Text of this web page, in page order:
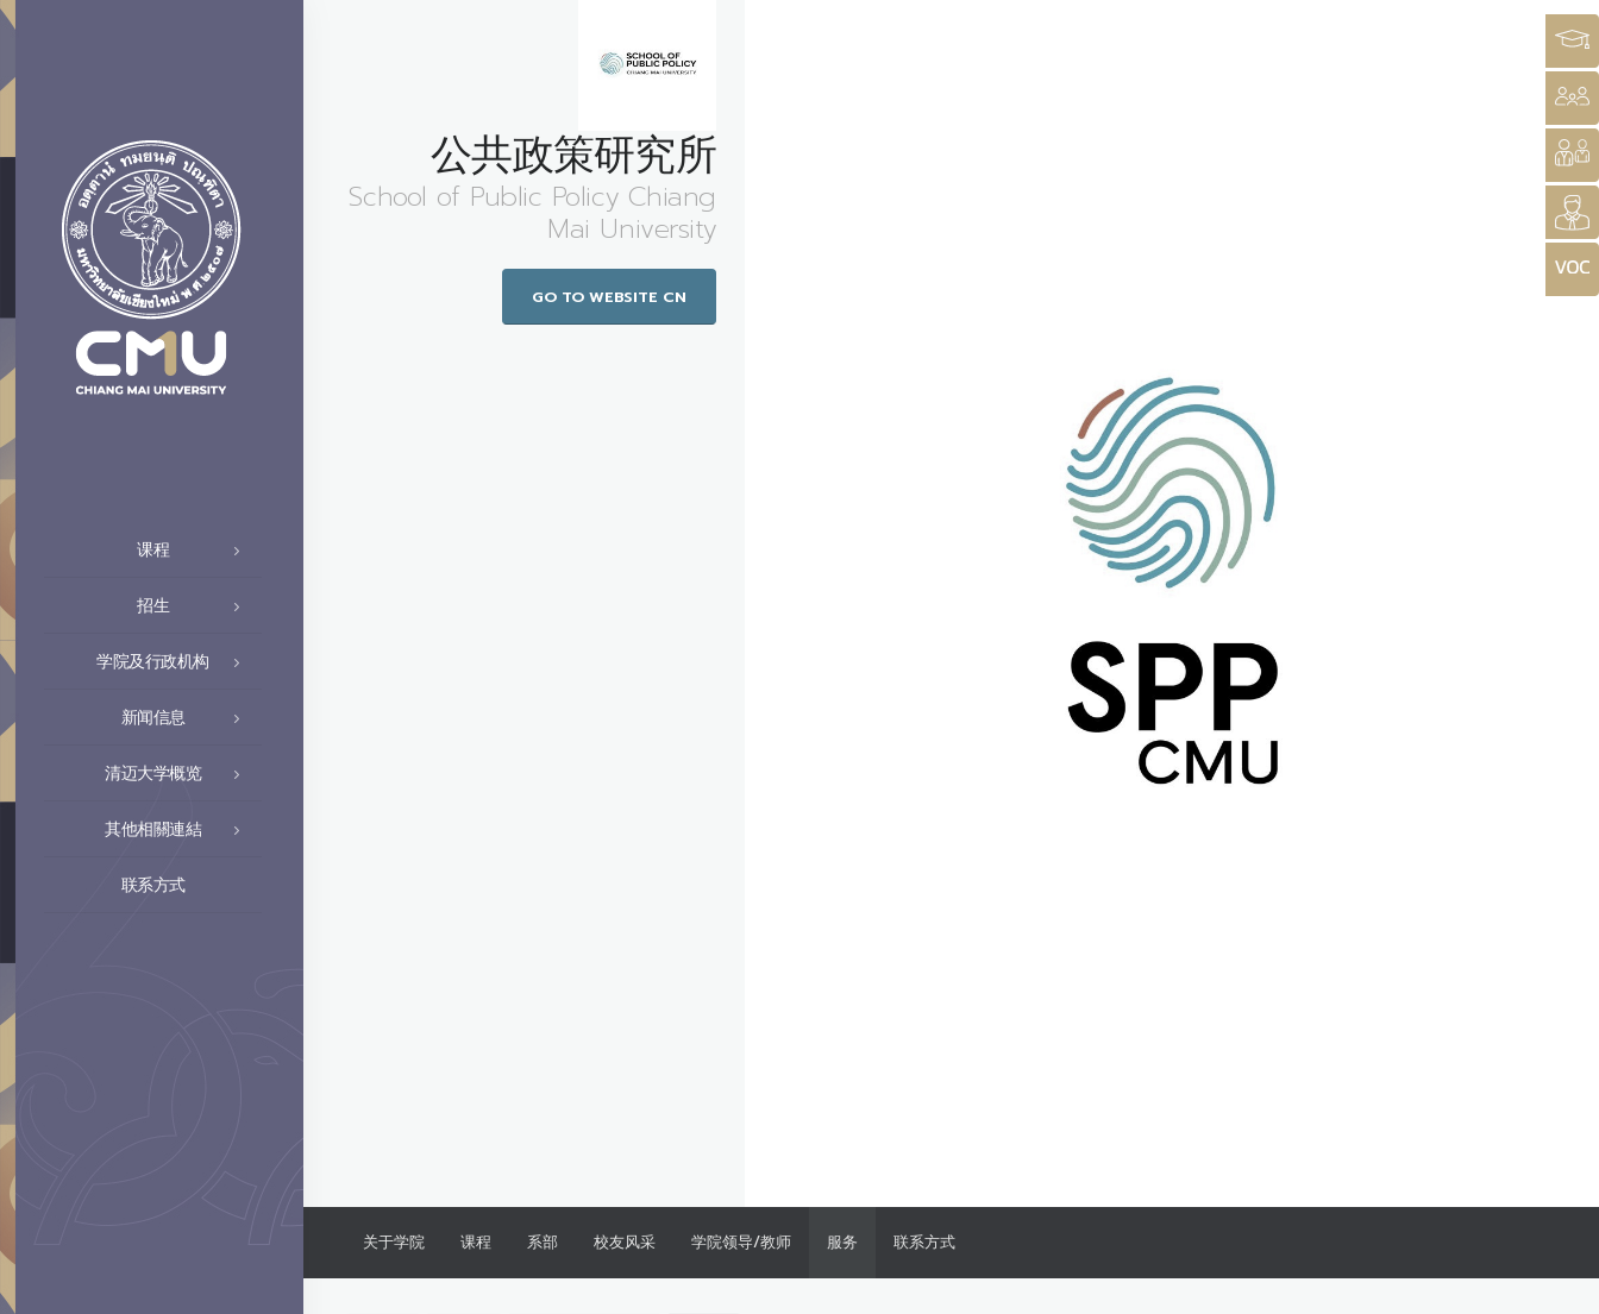
课程
招生
学院及行政机构
新闻信息
清迈大学概览
其他相關連結
联系方式
公共政策研究所
School of Public Policy Chiang
Mai University
GO TO WEBSITE CN
关于学院 课程 系部 校友风采 学院领导/教师 服务 联系方式